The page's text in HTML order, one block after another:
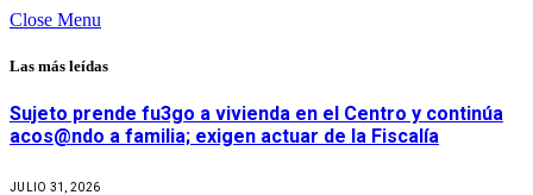
Close Menu
Las más leídas
Sujeto prende fu3go a vivienda en el Centro y continúa
acos@ndo a familia; exigen actuar de la Fiscalía
JULIO 31, 2026